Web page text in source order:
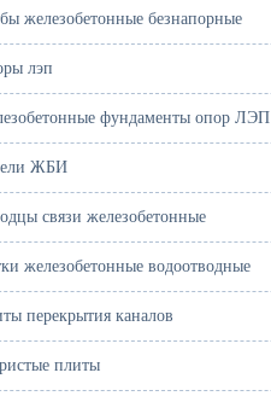
железобетонные безнапорные
лэп
фундаменты опор ЛЭП
ЖБИ
связи железобетонные
железобетонные водоотводные
перекрытия каналов
плиты